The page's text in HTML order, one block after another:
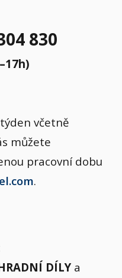
830
včetně
můžete
pracovní dobu
.
DÍLYa